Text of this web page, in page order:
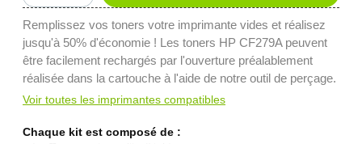
Remplissez vos toners votre imprimante vides et réalisez
jusqu'à 50% d'économie ! Les toners HP CF279A peuvent
être facilement rechargés par l'ouverture préalablement
réalisée dans la cartouche à l'aide de notre outil de perçage.
Voir toutes les imprimantes compatibles
Chaque kit est composé de :